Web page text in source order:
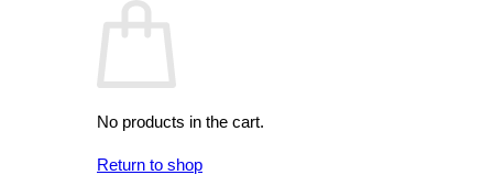
No products in the cart.
Return to shop